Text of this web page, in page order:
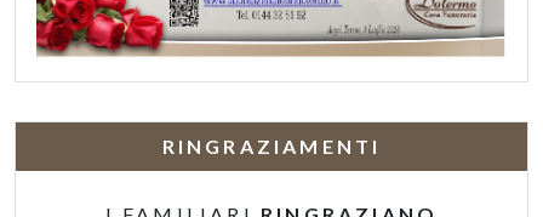
RINGRAZIAMENTI